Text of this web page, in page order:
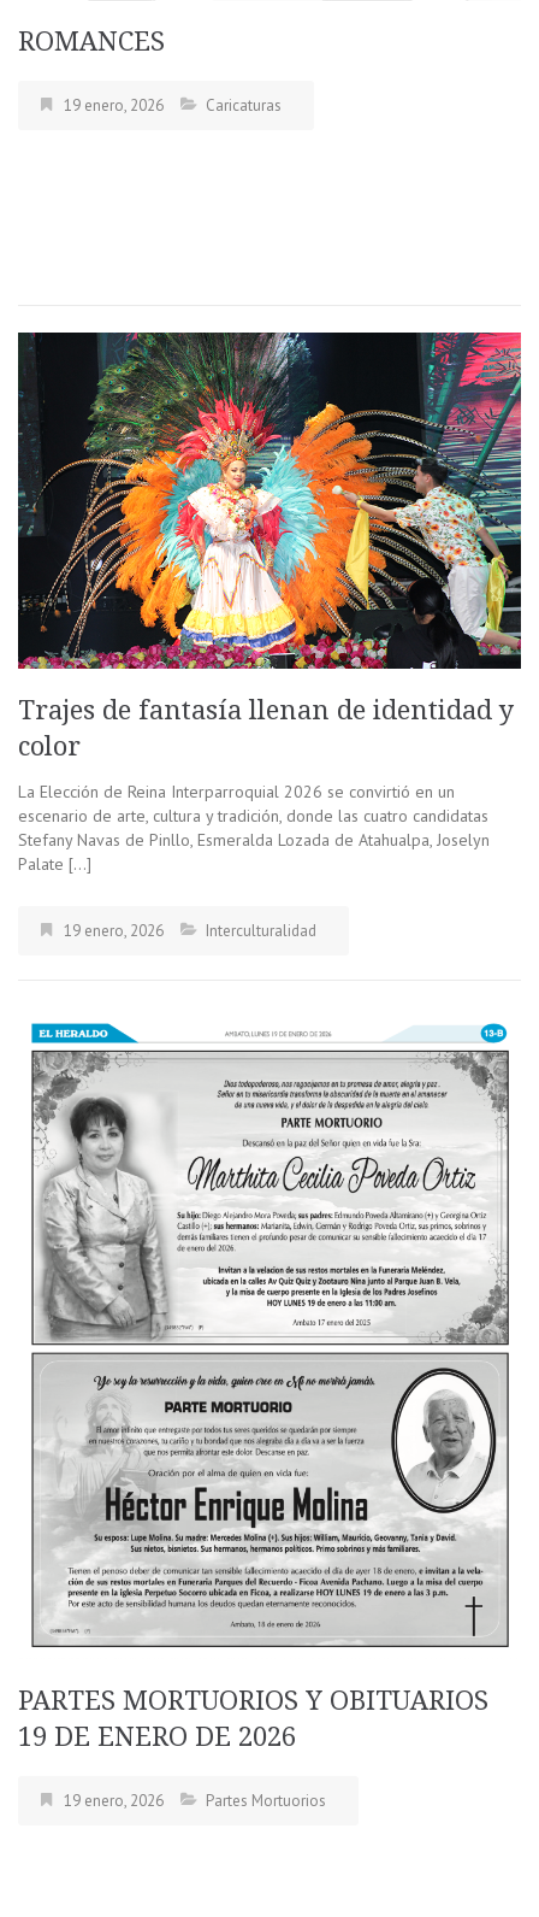
ROMANCES
19 enero, 2026 Caricaturas
Trajes de fantasía llenan de identidad y
color
La Elección de Reina Interparroquial 2026 se convirtió en un
escenario de arte, cultura y tradición, donde las cuatro candidatas
Stefany Navas de Pinllo, Esmeralda Lozada de Atahualpa, Joselyn
Palate […]
19 enero, 2026 Interculturalidad
PARTES MORTUORIOS Y OBITUARIOS
19 DE ENERO DE 2026
19 enero, 2026 Partes Mortuorios